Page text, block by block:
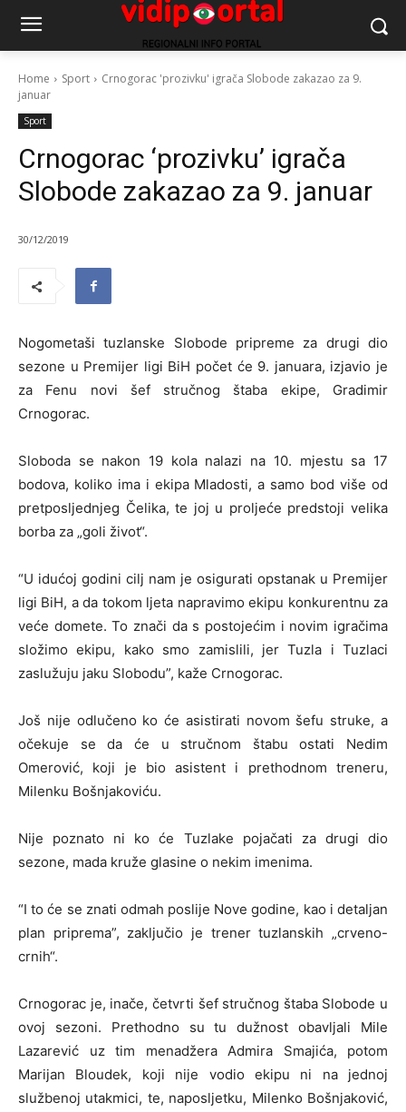
Home Sport
Crnogorac 'prozivku' igrača Slobode zakazao za 9.
januar
Sport
Crnogorac ‘prozivku’ igrača
Slobode zakazao za 9. januar
30/12/2019
Nogometaši tuzlanske Slobode pripreme za drugi dio
sezone u Premijer ligi BiH počet će 9. januara, izjavio je
za Fenu novi šef stručnog štaba ekipe, Gradimir
Crnogorac.
Sloboda se nakon 19 kola nalazi na 10. mjestu sa 17
bodova, koliko ima i ekipa Mladosti, a samo bod više od
pretposljednjeg Čelika, te joj u proljeće predstoji velika
borba za „goli život“.
“U idućoj godini cilj nam je osigurati opstanak u Premijer
ligi BiH, a da tokom ljeta napravimo ekipu konkurentnu za
veće domete. To znači da s postojećim i novim igračima
složimo ekipu, kako smo zamislili, jer Tuzla i Tuzlaci
zaslužuju jaku Slobodu”, kaže Crnogorac.
Još nije odlučeno ko će asistirati novom šefu struke, a
očekuje se da će u stručnom štabu ostati Nedim
Omerović, koji je bio asistent i prethodnom treneru,
Milenku Bošnjakoviću.
Nije poznato ni ko će Tuzlake pojačati za drugi dio
sezone, mada kruže glasine o nekim imenima.
“I to će se znati odmah poslije Nove godine, kao i detaljan
plan priprema”, zaključio je trener tuzlanskih „crveno-
crnih“.
Crnogorac je, inače, četvrti šef stručnog štaba Slobode u
ovoj sezoni. Prethodno su tu dužnost obavljali Mile
Lazarević uz tim menadžera Admira Smajića, potom
Marijan Bloudek, koji nije vodio ekipu ni na jednoj
službenoj utakmici, te, naposljetku, Milenko Bošnjaković,